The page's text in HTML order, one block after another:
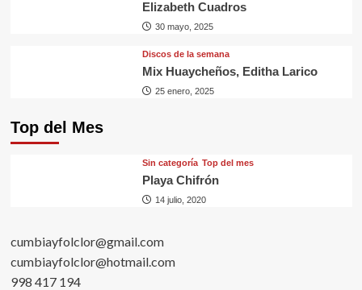
Elizabeth Cuadros
30 mayo, 2025
Discos de la semana
Mix Huaycheños, Editha Larico
25 enero, 2025
Top del Mes
Sin categorí­a Top del mes
Playa Chifrón
14 julio, 2020
cumbiayfolclor@gmail.com
cumbiayfolclor@hotmail.com
998 417 194